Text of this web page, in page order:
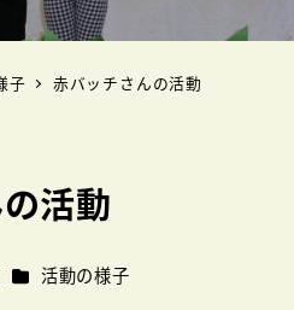
子 赤バッチさんの活動
活動
カテゴリー
活動の様子